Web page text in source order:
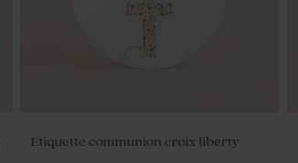
Etiquette communion croix liberty